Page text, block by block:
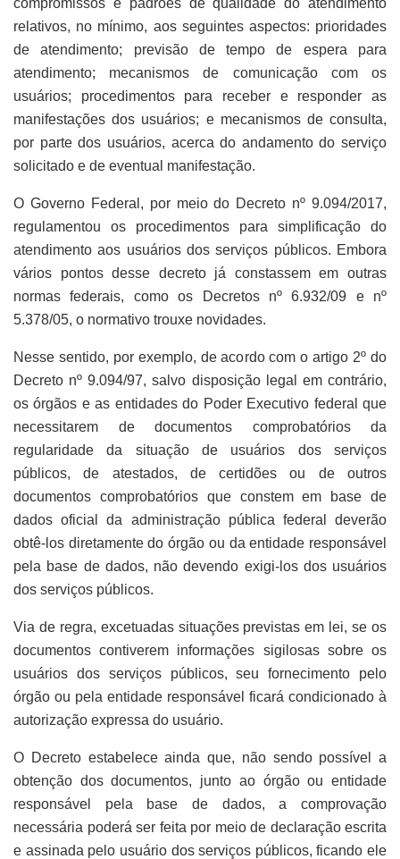
relativos, no mínimo, aos seguintes aspectos: prioridades
de atendimento; previsão de tempo de espera para
atendimento; mecanismos de comunicação com os
usuários; procedimentos para receber e responder as
manifestações dos usuários; e mecanismos de consulta,
por parte dos usuários, acerca do andamento do serviço
solicitado e de eventual manifestação.
O Governo Federal, por meio do Decreto nº 9.094/2017,
regulamentou os procedimentos para simplificação do
atendimento aos usuários dos serviços públicos. Embora
vários pontos desse decreto já constassem em outras
normas federais, como os Decretos nº 6.932/09 e nº
5.378/05, o normativo trouxe novidades.
Nesse sentido, por exemplo, de acordo com o artigo 2º do
Decreto nº 9.094/97, salvo disposição legal em contrário,
os órgãos e as entidades do Poder Executivo federal que
necessitarem de documentos comprobatórios da
regularidade da situação de usuários dos serviços
públicos, de atestados, de certidões ou de outros
documentos comprobatórios que constem em base de
dados oficial da administração pública federal deverão
obtê-los diretamente do órgão ou da entidade responsável
pela base de dados, não devendo exigi-los dos usuários
dos serviços públicos.
Via de regra, excetuadas situações previstas em lei, se os
documentos contiverem informações sigilosas sobre os
usuários dos serviços públicos, seu fornecimento pelo
órgão ou pela entidade responsável ficará condicionado à
autorização expressa do usuário.
O Decreto estabelece ainda que, não sendo possível a
obtenção dos documentos, junto ao órgão ou entidade
responsável pela base de dados, a comprovação
necessária poderá ser feita por meio de declaração escrita
e assinada pelo usuário dos serviços públicos, ficando ele